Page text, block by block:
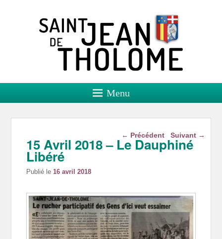
Saint Jean de Tholome
Site officiel
Menu
Navigation dans les
articles
← Précédent Suivant →
15 Avril 2018 – Le Dauphiné
Libéré
Publié le16 avril 2018